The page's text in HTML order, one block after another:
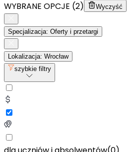
WYBRANE OPCJE (2) Wyczyść
Specjalizacja: Oferty i przetargi
Lokalizacja: Wrocław
szybkie filtry